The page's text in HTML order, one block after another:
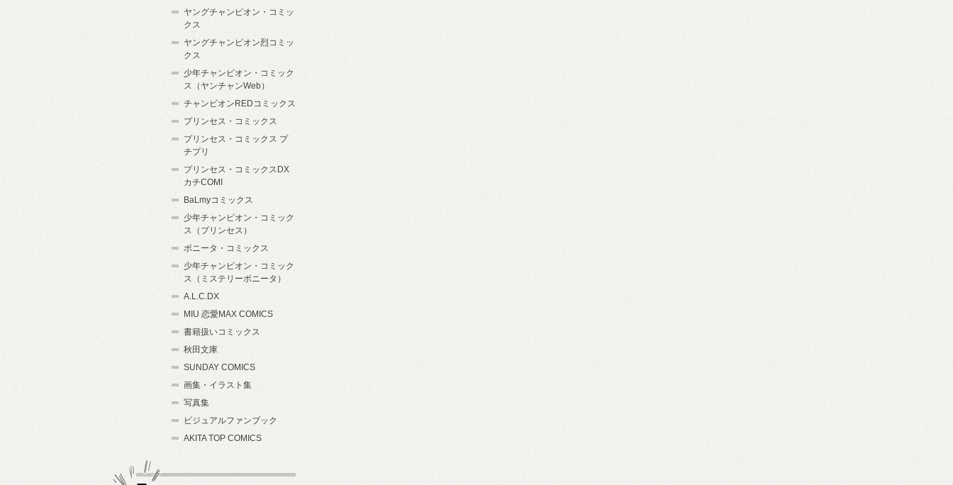
ヤングチャンピオン・コミッ
クス
ヤングチャンピオン烈コミッ
クス
少年チャンピオン・コミック
ス（ヤンチャンWeb）
チャンピオンREDコミックス
プリンセス・コミックス
プリンセス・コミックス プ
チプリ
プリンセス・コミックスDX
カチCOMI
BaLmyコミックス
少年チャンピオン・コミック
ス（プリンセス）
ボニータ・コミックス
少年チャンピオン・コミック
ス（ミステリーボニータ）
A.L.C.DX
MIU 恋愛MAX COMICS
書籍扱いコミックス
秋田文庫
SUNDAY COMICS
画集・イラスト集
写真集
ビジュアルファンブック
AKITA TOP COMICS